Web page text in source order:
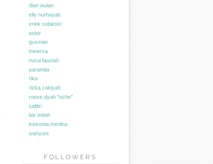
dian wulan
elly nurhayati
eriek sobieski
ester
gusman
minerva
nurul fauziah
paramita
rika
rizka zakiyah
roose dyah "oche"
safitri
tiar indah
triskonia merlina
wahyuni
FOLLOWERS